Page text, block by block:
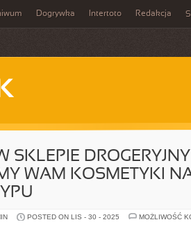
Dogrywka Intertoto Redakcja
SKLEPIE
WAM KOSMETYKI
POSTED ON LIS - 30 - 2025
MOŻLIWOŚĆ